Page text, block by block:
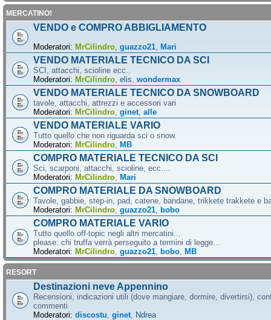
MERCATINO!
VENDO e COMPRO ABBIGLIAMENTO
Moderatori: MrCilindro guazzo21 Mari
VENDO MATERIALE TECNICO DA SCI
SCI, attacchi, scioline ecc..
Moderatori: MrCilindro elis wondermax
VENDO MATERIALE TECNICO DA SNOWBOARD
tavole, attacchi, attrezzi e accessori vari
Moderatori: MrCilindro ginet alle
VENDO MATERIALE VARIO
Tutto quello che non riguarda sci o snow.
Moderatori: MrCilindro MB
COMPRO MATERIALE TECNICO DA SCI
Sci, scarponi, attacchi, scioline, ecc....
Moderatori: MrCilindro Mari
COMPRO MATERIALE DA SNOWBOARD
Tavole, gabbie, step-in, pad, catene, bandane, trikkete trakkete e
Moderatori: MrCilindro guazzo21 bobo
COMPRO MATERIALE VARIO
Tutto quello off-topic negli altri mercatini...
please: chi truffa verrà perseguito a termini di legge...
Moderatori: MrCilindro guazzo21 bobo MB
RESORT
Destinazioni neve Appennino
Recensioni, indicazioni utili (dove mangiare, dormire, divertirsi),
commenti
Moderatori: discostu ginet Ndrea